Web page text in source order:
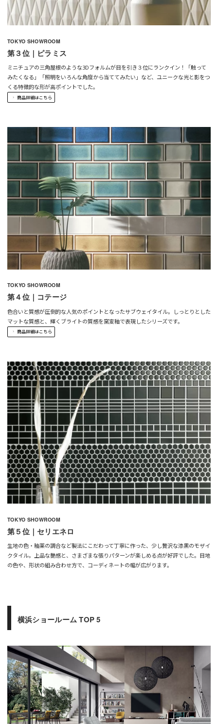
TOKYO SHOWROOM
第３位｜ピラミス
ミニチュアの三角屋根のような3Dフォルムが目を引き３位にランクイン！「触って
みたくなる」「照明をいろんな角度から当ててみたい」など、ユニークな光と影をつ
くる特徴的な形が高ポイントでした。
商品詳細はこちら
TOKYO SHOWROOM
第４位｜コテージ
色合いと質感が圧倒的な人気のポイントとなったサブウェイタイル。しっとりとした
マットな質感と、輝くブライトの質感を窯変釉で表現したシリーズです。
商品詳細はこちら
TOKYO SHOWROOM
第５位｜セリエネロ
生地の色・釉薬の調合など製法にこだわって丁寧に作った、少し贅沢な漆黒のモザイ
クタイル。上品な艶感と、さまざまな張りパターンが楽しめる点が好評でした。目地
の色や、形状の組み合わせ方で、コーディネートの幅が広がります。
横浜ショールーム TOP 5